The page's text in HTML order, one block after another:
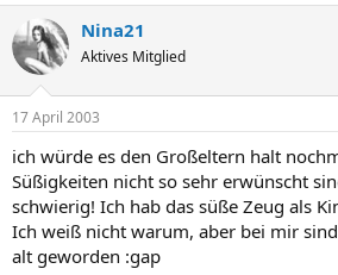
Nina21
Aktives Mitglied
17 April 2003
ich würde es den Großeltern halt
Süßigkeiten nicht so sehr erwünscht
schwierig! Ich hab das süße Zeug als
Ich weiß nicht warum, aber bei mir
alt geworden :gap